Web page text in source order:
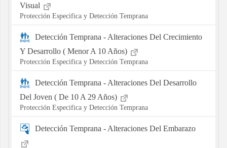
Visual
Protección Especifica y Detección Temprana
Detección Temprana - Alteraciones Del Crecimiento
Y Desarrollo ( Menor A 10 Años)
Protección Especifica y Detección Temprana
Detección Temprana - Alteraciones Del Desarrollo
Del Joven ( De 10 A 29 Años)
Protección Especifica y Detección Temprana
Detección Temprana - Alteraciones Del Embarazo